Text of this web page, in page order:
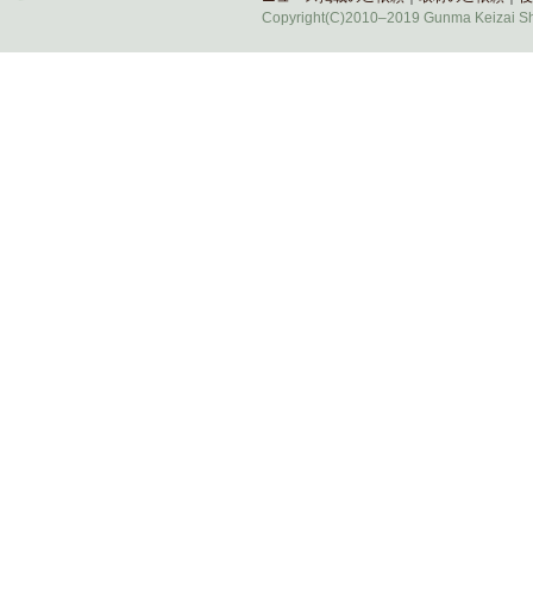
Copyright(C)2010–2019 Gunma Keizai